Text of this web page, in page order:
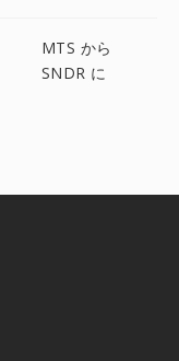
MTS から
SNDR に